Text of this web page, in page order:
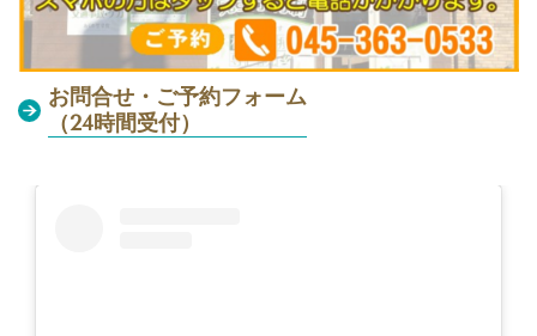
お問合せ・ご予約フォーム
（24時間受付）